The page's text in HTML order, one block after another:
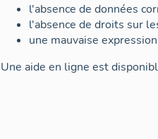
l'absence de données
l'absence de droits sur
une mauvaise
Une aide en ligne est